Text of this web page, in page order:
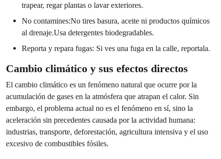
trapear, regar plantas o lavar exteriores.
No contamines:No tires basura, aceite ni productos químicos
al drenaje.Usa detergentes biodegradables.
Reporta y repara fugas: Si ves una fuga en la calle, reportala.
Cambio climático y sus efectos directos
El cambio climático es un fenómeno natural que ocurre por la
acumulación de gases en la atmósfera que atrapan el calor. Sin
embargo, el problema actual no es el fenómeno en sí, sino la
aceleración sin precedentes causada por la actividad humana:
industrias, transporte, deforestación, agricultura intensiva y el uso
excesivo de combustibles fósiles.